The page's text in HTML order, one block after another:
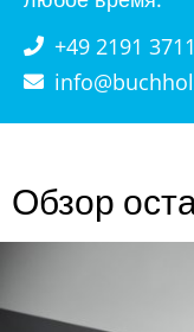
+49 2191
Обзор